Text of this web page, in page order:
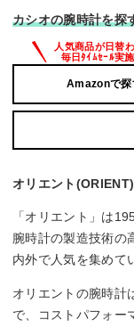
カシオの腕時計を探
Amazonで探
オリエント(ORIENT)
「オリエント」は
腕時計の製造技術の
内外で人気を集めて
オリエントの腕時計
で、コストパフォー